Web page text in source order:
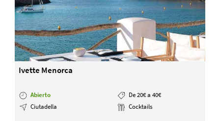
Ivette Menorca
Abierto
De 20€ a 40€
Ciutadella
Cocktails